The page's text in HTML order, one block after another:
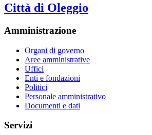
Città di Oleggio
Amministrazione
Organi di governo
Aree amministrative
Uffici
Enti e fondazioni
Politici
Personale amministrativo
Documenti e dati
Servizi